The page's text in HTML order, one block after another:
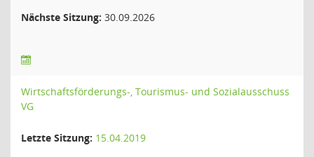
Nächste Sitzung: 30.09.2026
Wirtschaftsförderungs-, Tourismus- und Sozialausschuss
VG
Letzte Sitzung: 15.04.2019